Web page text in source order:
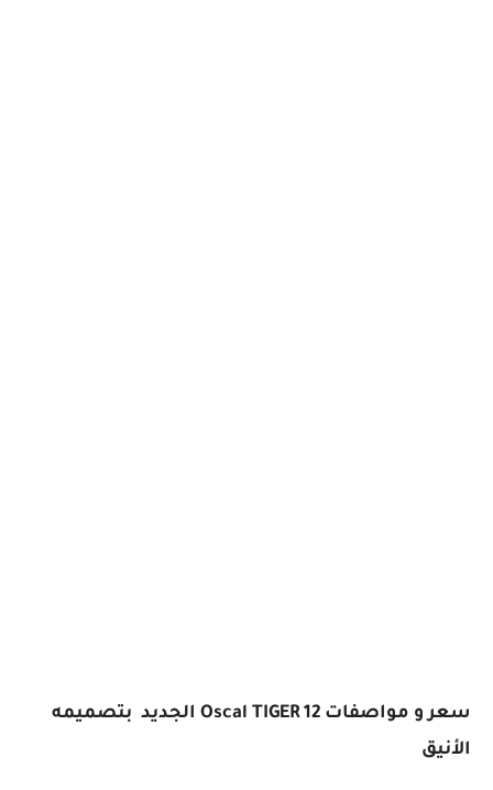
سعر و مواصفات Oscal TIGER 12 الجديد بتصميمه
الأنيق